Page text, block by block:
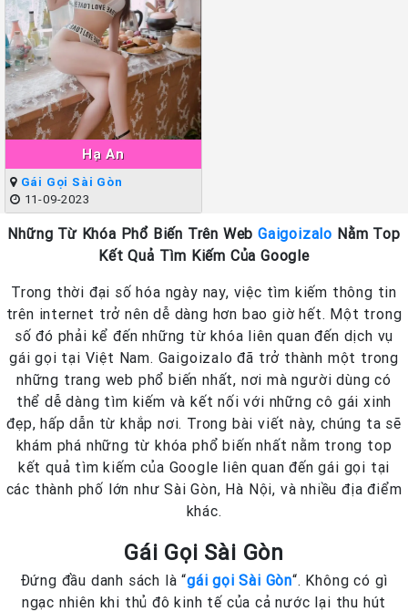
Hạ An
Gái Gọi Sài Gòn
11-09-2023
Những Từ Khóa Phổ Biến Trên WebGaigoizalo Nằm Top
Kết Quả Tìm Kiếm Của Google
Trong thời đại số hóa ngày nay, việc tìm kiếm thông tin
trên internet trở nên dễ dàng hơn bao giờ hết. Một trong
số đó phải kể đến những từ khóa liên quan đến dịch vụ
gái gọi tại Việt Nam. Gaigoizalo đã trở thành một trong
những trang web phổ biến nhất, nơi mà người dùng có
thể dễ dàng tìm kiếm và kết nối với những cô gái xinh
đẹp, hấp dẫn từ khắp nơi. Trong bài viết này, chúng ta sẽ
khám phá những từ khóa phổ biến nhất nằm trong top
kết quả tìm kiếm của Google liên quan đến gái gọi tại
các thành phố lớn như Sài Gòn, Hà Nội, và nhiều địa điểm
khác.
Gái Gọi Sài Gòn
Đứng đầu danh sách là “gái gọi Sài Gòn“. Không có gì
ngạc nhiên khi thủ đô kinh tế của cả nước lại thu hút